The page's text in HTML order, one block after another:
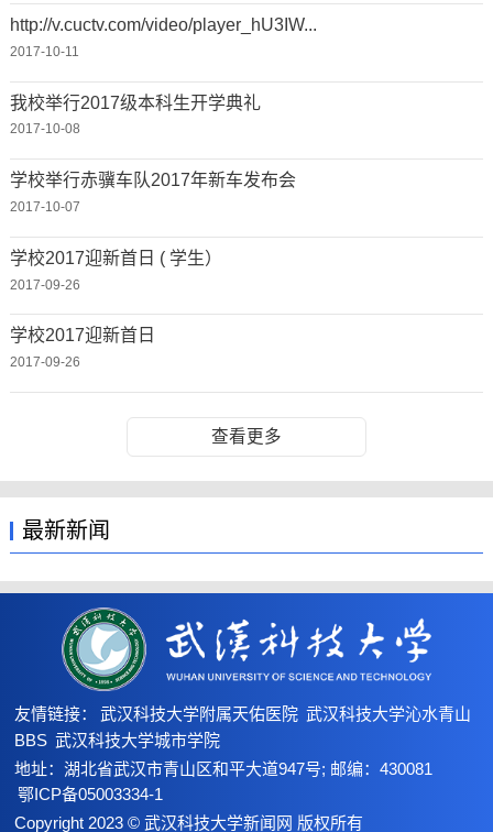
http://v.cuctv.com/video/player_hU3IW...
2017-10-11
我校举行2017级本科生开学典礼
2017-10-08
学校举行赤骥车队2017年新车发布会
2017-10-07
学校2017迎新首日 ( 学生）
2017-09-26
学校2017迎新首日
2017-09-26
查看更多
最新新闻
友情链接： 武汉科技大学附属天佑医院 武汉科技大学沁水青山
BBS 武汉科技大学城市学院
地址：湖北省武汉市青山区和平大道947号; 邮编：430081
鄂ICP备05003334-1
Copyright 2023 © 武汉科技大学新闻网 版权所有